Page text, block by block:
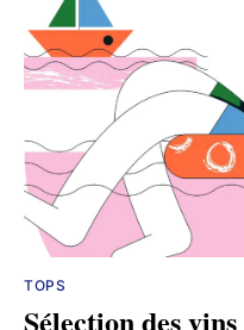
TOPS
Sélection des